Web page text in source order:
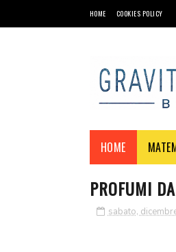
HOME COOKIES POLICY
HOME
PROFUMI
sabato,